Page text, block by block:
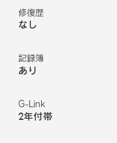
修復歴
なし
記録簿
あり
G-Link
2年付帯